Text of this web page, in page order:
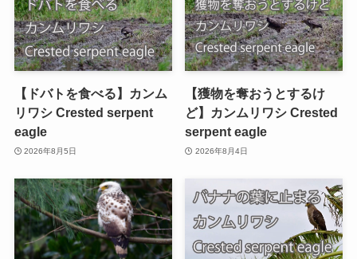
【ドバトを食べる】カンム
リワシ Crested serpent
eagle
2026年8月5日
【獲物を奪おうとするけ
ど】カンムリワシ Crested
serpent eagle
2026年8月4日